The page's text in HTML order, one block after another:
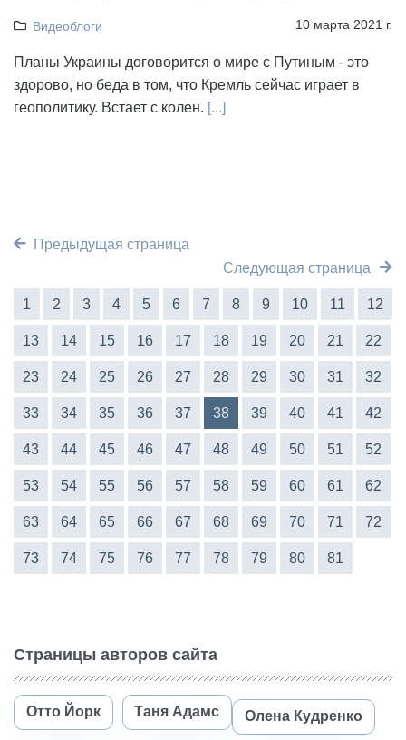
Видеоблоги 10 марта 2021 г.
Планы Украины договорится о мире с Путиным - это
здорово, но беда в том, что Кремль сейчас играет в
геополитику. Встает с колен. [...]
Предыдущая страница
Следующая страница
1 2 3 4 5 6 7 8 9 10 11 12
13 14 15 16 17 18 19 20 21 22
23 24 25 26 27 28 29 30 31 32
33 34 35 36 37 38 39 40 41 42
43 44 45 46 47 48 49 50 51 52
53 54 55 56 57 58 59 60 61 62
63 64 65 66 67 68 69 70 71 72
73 74 75 76 77 78 79 80 81
Страницы авторов сайта
Отто Йорк Таня Адамс Олена Кудренко